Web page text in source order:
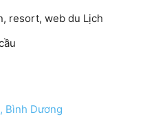
resort, web du Lịch
Bình Dương